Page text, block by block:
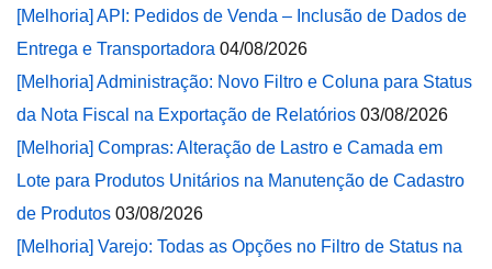
[Melhoria] API: Pedidos de Venda – Inclusão de Dados de
Entrega e Transportadora 04/08/2026
[Melhoria] Administração: Novo Filtro e Coluna para Status
da Nota Fiscal na Exportação de Relatórios 03/08/2026
[Melhoria] Compras: Alteração de Lastro e Camada em
Lote para Produtos Unitários na Manutenção de Cadastro
de Produtos 03/08/2026
[Melhoria] Varejo: Todas as Opções no Filtro de Status na